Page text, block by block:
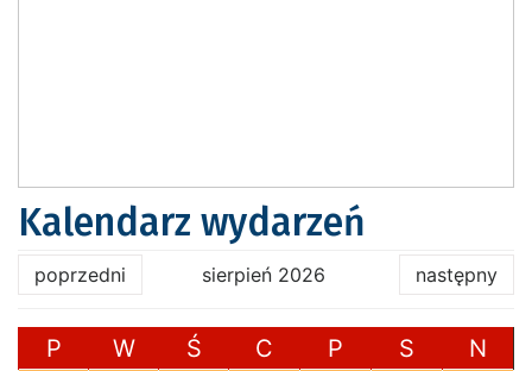
Kalendarz wydarzeń
poprzedni sierpień 2026 następny
P W Ś C P S N